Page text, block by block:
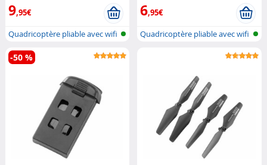
9,95€
Quadricoptère pliable avec wifi
et...
6,95€
Quadricoptère pliable avec wifi
-50 %